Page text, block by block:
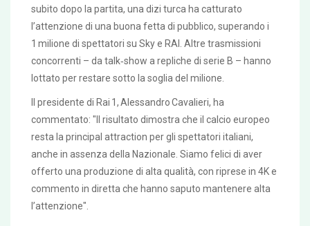
subito dopo la partita, una dizi turca ha catturato
l’attenzione di una buona fetta di pubblico, superando i
1 milione di spettatori su Sky e RAI. Altre trasmissioni
concorrenti – da talk‑show a repliche di serie B – hanno
lottato per restare sotto la soglia del milione.
Il presidente di Rai 1 , Alessandro Cavalieri, ha
commentato: "Il risultato dimostra che il calcio europeo
resta la principal attraction per gli spettatori italiani,
anche in assenza della Nazionale. Siamo felici di aver
offerto una produzione di alta qualità, con riprese in 4K e
commento in diretta che hanno saputo mantenere alta
l’attenzione".